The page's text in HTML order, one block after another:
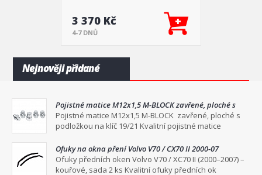
3 370 Kč
4-7 DNŮ
Nejnověji přidané
Pojistné matice M12x1,5 M-BLOCK zavřené, ploché s
podložkou na klíč 19/21
Pojistné matice M12x1,5 M-BLOCK zavřené, ploché s
podložkou na klíč 19/21 Kvalitní pojistné matice
Ofuky na okna pření Volvo V70 / CX70 II 2000-07
Ofuky předních oken Volvo V70 / XC70 II (2000–2007) –
kouřové, sada 2 ks Kvalitní ofuky předních ok